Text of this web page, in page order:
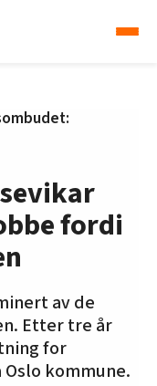
fordi
av de
Etter tre år
for
kommune.